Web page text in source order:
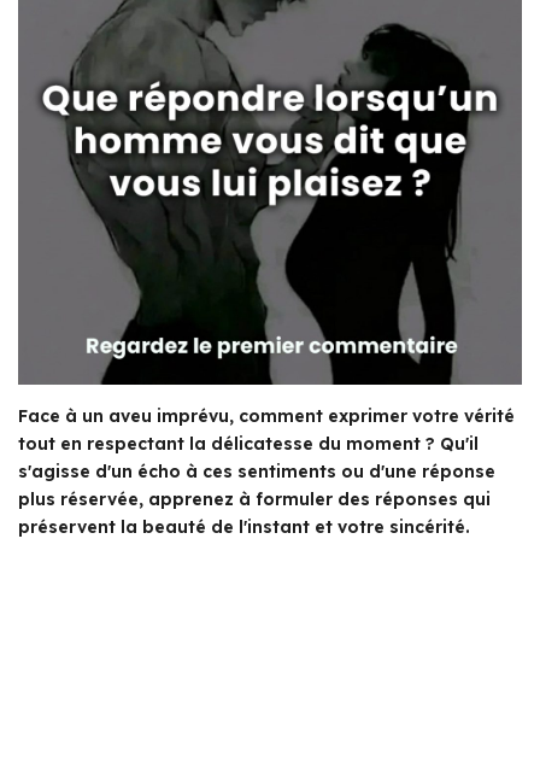
Face à un aveu imprévu, comment exprimer votre vérité
tout en respectant la délicatesse du moment ? Qu'il
s'agisse d'un écho à ces sentiments ou d'une réponse
plus réservée, apprenez à formuler des réponses qui
préservent la beauté de l'instant et votre sincérité.